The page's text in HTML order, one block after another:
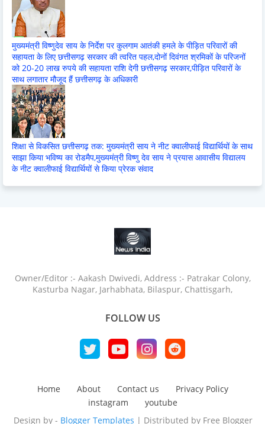
मुख्यमंत्री विष्णुदेव साय के निर्देश पर कुलगाम आतंकी हमले के पीड़ित परिवारों की
सहायता के लिए छत्तीसगढ़ सरकार की त्वरित पहल,दोनों दिवंगत श्रमिकों के परिजनों
को 20-20 लाख रुपये की सहायता राशि देगी छत्तीसगढ़ सरकार,पीड़ित परिवारों के
साथ लगातार मौजूद हैं छत्तीसगढ़ के अधिकारी
शिक्षा से विकसित छत्तीसगढ़ तक: मुख्यमंत्री साय ने नीट क्वालीफाई विद्यार्थियों के साथ
साझा किया भविष्य का रोडमैप,मुख्यमंत्री विष्णु देव साय ने प्रयास आवासीय विद्यालय
के नीट क्वालीफाई विद्यार्थियों से किया प्रेरक संवाद
Owner/Editor :- Aakash Dwivedi, Address :- Patrakar Colony,
Kasturba Nagar, Jarhabhata, Bilaspur, Chattisgarh,
FOLLOW US
Home About Contact us
Privacy Policy
instagram
youtube
Design by - Blogger Templates | Distributed by Free Blogger